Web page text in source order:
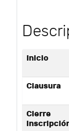
Inicio
Clausura
Cierre